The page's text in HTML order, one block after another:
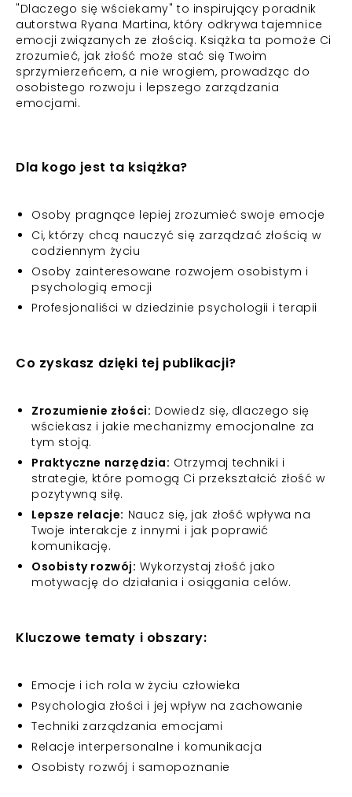
"Dlaczego się wściekamy" to inspirujący poradnik
autorstwa Ryana Martina, który odkrywa tajemnice
emocji związanych ze złością. Książka ta pomoże Ci
zrozumieć, jak złość może stać się Twoim
sprzymierzeńcem, a nie wrogiem, prowadząc do
osobistego rozwoju i lepszego zarządzania
emocjami.
Dla kogo jest ta książka?
Osoby pragnące lepiej zrozumieć swoje emocje
Ci, którzy chcą nauczyć się zarządzać złością w
codziennym życiu
Osoby zainteresowane rozwojem osobistym i
psychologią emocji
Profesjonaliści w dziedzinie psychologii i terapii
Co zyskasz dzięki tej publikacji?
Zrozumienie złości: Dowiedz się, dlaczego się
wściekasz i jakie mechanizmy emocjonalne za
tym stoją.
Praktyczne narzędzia: Otrzymaj techniki i
strategie, które pomogą Ci przekształcić złość w
pozytywną siłę.
Lepsze relacje: Naucz się, jak złość wpływa na
Twoje interakcje z innymi i jak poprawić
komunikację.
Osobisty rozwój: Wykorzystaj złość jako
motywację do działania i osiągania celów.
Kluczowe tematy i obszary:
Emocje i ich rola w życiu człowieka
Psychologia złości i jej wpływ na zachowanie
Techniki zarządzania emocjami
Relacje interpersonalne i komunikacja
Osobisty rozwój i samopoznanie